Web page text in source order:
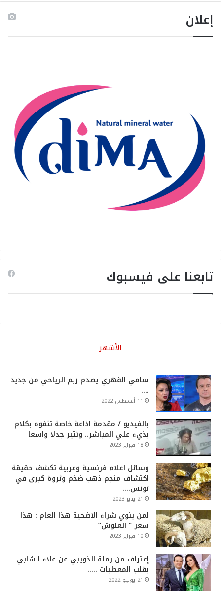
إعلان
تابعنا على فيسبوك
الأشهر
سامي الفهري يصدم ريم الرياحي من جديد
….
11 أغسطس 2022
بالفيديو / مقدمة اذاعة خاصة تتفوه بكلام
بذيء علي المباشر.. وتثير جدلا واسعا
18 فبراير 2023
وسائل اعلام فرنسية وعربية تكشف حقيقة
اكتشاف منجم ذهب ضخم وثروة كبرى في
تونس….
21 يناير 2023
لمن ينوي شراء الاضحية هذا العام : هذا
سعر ” العلوش”
10 فبراير 2023
إعتراف من رملة الذويبي عن علاء الشابي
يقلب المعطيات …..
21 يوليو 2022